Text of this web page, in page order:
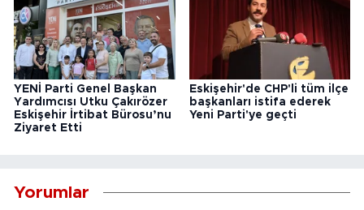
YENİ Parti Genel Başkan
Yardımcısı Utku Çakırözer
Eskişehir İrtibat Bürosu’nu
Ziyaret Etti
Eskişehir'de CHP'li tüm ilçe
başkanları istifa ederek
Yeni Parti'ye geçti
Yorumlar